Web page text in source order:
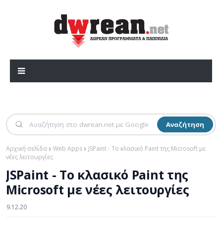
Αναζήτηση
Αρχική σελίδα Web Apps
JSPaint - Το κλασικό Paint της Microsoft με
νέες λειτουργίες
JSPaint - Το κλασικό Paint της
Microsoft με νέες λειτουργίες
9.12.20